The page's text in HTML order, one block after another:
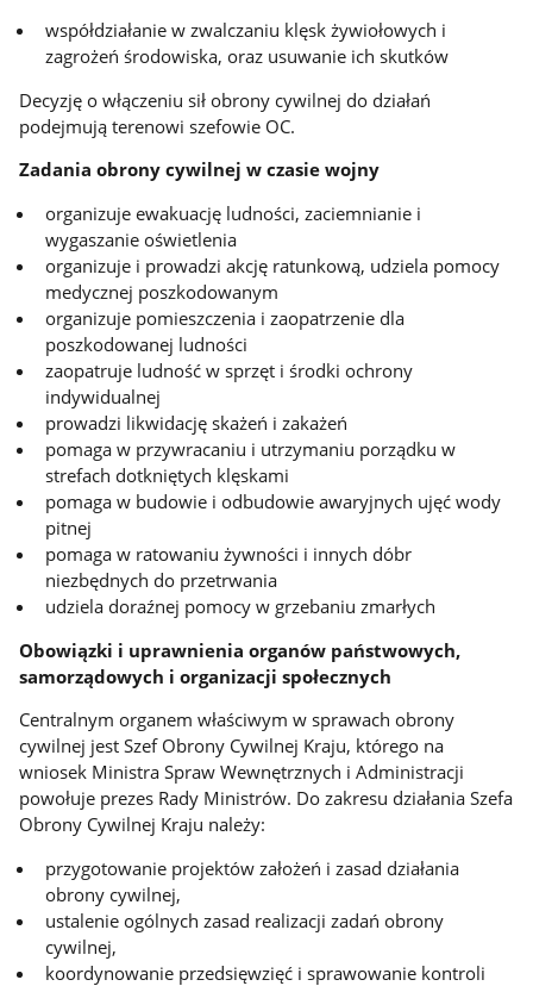
współdziałanie w zwalczaniu klęsk żywiołowych i
zagrożeń środowiska, oraz usuwanie ich skutków
Decyzję o włączeniu sił obrony cywilnej do działań
podejmują terenowi szefowie OC.
Zadania obrony cywilnej w czasie wojny
organizuje ewakuację ludności, zaciemnianie i
wygaszanie oświetlenia
organizuje i prowadzi akcję ratunkową, udziela pomocy
medycznej poszkodowanym
organizuje pomieszczenia i zaopatrzenie dla
poszkodowanej ludności
zaopatruje ludność w sprzęt i środki ochrony
indywidualnej
prowadzi likwidację skażeń i zakażeń
pomaga w przywracaniu i utrzymaniu porządku w
strefach dotkniętych klęskami
pomaga w budowie i odbudowie awaryjnych ujęć wody
pitnej
pomaga w ratowaniu żywności i innych dóbr
niezbędnych do przetrwania
udziela doraźnej pomocy w grzebaniu zmarłych
Obowiązki i uprawnienia organów państwowych,
samorządowych i organizacji społecznych
Centralnym organem właściwym w sprawach obrony
cywilnej jest Szef Obrony Cywilnej Kraju, którego na
wniosek Ministra Spraw Wewnętrznych i Administracji
powołuje prezes Rady Ministrów. Do zakresu działania Szefa
Obrony Cywilnej Kraju należy:
przygotowanie projektów założeń i zasad działania
obrony cywilnej,
ustalenie ogólnych zasad realizacji zadań obrony
cywilnej,
koordynowanie przedsięwzięć i sprawowanie kontroli